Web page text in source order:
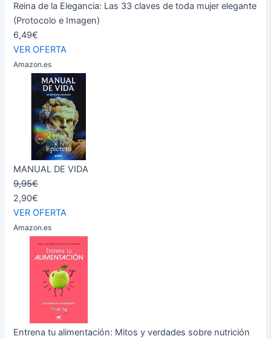
Reina de la Elegancia: Las 33 claves de toda mujer elegante
(Protocolo e Imagen)
6,49€
VER OFERTA
Amazon.es
MANUAL DE VIDA
9,95€
2,90€
VER OFERTA
Amazon.es
Entrena tu alimentación: Mitos y verdades sobre nutrición